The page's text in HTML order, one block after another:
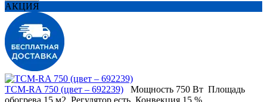
АКЦИЯ
ТСМ-RA 750 (цвет – 692239) Мощность 750 Вт Площадь
обогрева 15 м2 Регулятор есть Конвекция 15 %